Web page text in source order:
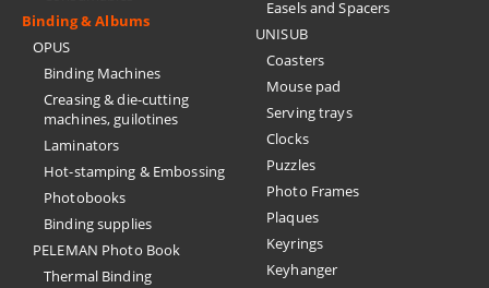
Binding & Albums
OPUS
Binding Machines
Creasing & die-cutting
machines, guilotines
Laminators
Hot-stamping & Embossing
Photobooks
Binding supplies
PELEMAN Photo Book
Thermal Binding
Easels and Spacers
UNISUB
Coasters
Mouse pad
Serving trays
Clocks
Puzzles
Photo Frames
Plaques
Keyrings
Keyhanger